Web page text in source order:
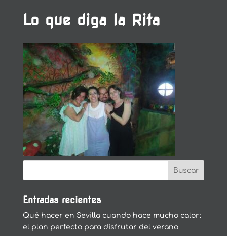
Lo que diga la Rita
Entradas recientes
Qué hacer en Sevilla cuando hace mucho calor:
el plan perfecto para disfrutar del verano